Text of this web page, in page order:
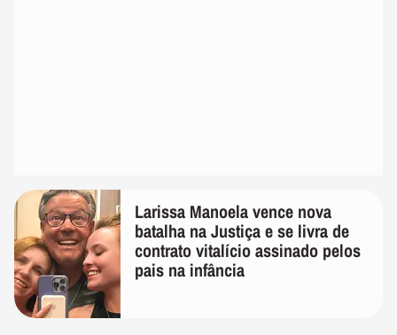
Larissa Manoela vence nova
batalha na Justiça e se livra de
contrato vitalício assinado pelos
pais na infância